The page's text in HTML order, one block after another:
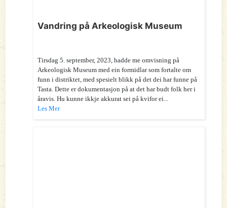
Vandring på Arkeologisk Museum
Tirsdag 5. september, 2023, hadde me omvisning på
Arkeologisk Museum med ein formidlar som fortalte om
funn i distriktet, med spesielt blikk på det dei har funne på
Tasta. Dette er dokumentasjon på at det har budt folk her i
åravis. Hu kunne ikkje akkurat sei på kvifor ei...
Les Mer